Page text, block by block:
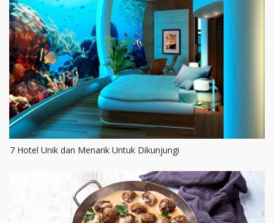
7 Hotel Unik dan Menarik Untuk Dikunjungi